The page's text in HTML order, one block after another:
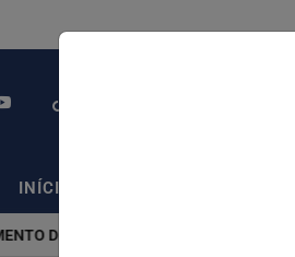
INÍCIO
DE MAIS DE 2 MIL KM PIX PENSÃO